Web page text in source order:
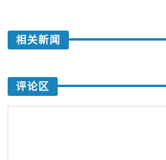
相关新闻
评论区